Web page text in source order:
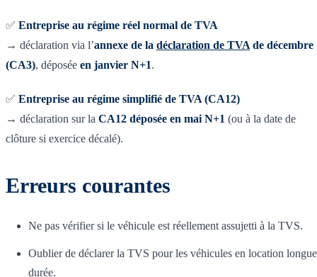
✅ Entreprise au régime réel normal de TVA
→ déclaration via l’annexe de la déclaration de TVA de décembre
(CA3), déposée en janvier N+1.
✅ Entreprise au régime simplifié de TVA (CA12)
→ déclaration sur la CA12 déposée en mai N+1 (ou à la date de
clôture si exercice décalé).
Erreurs courantes
Ne pas vérifier si le véhicule est réellement assujetti à la TVS.
Oublier de déclarer la TVS pour les véhicules en location longue
durée.